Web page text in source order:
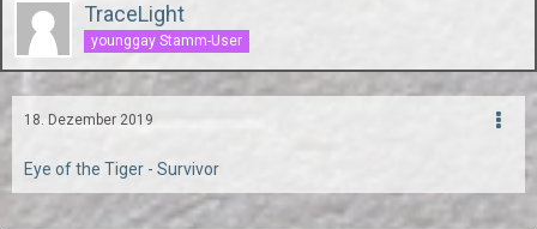
TraceLight
younggay Stamm-User
18. Dezember 2019
Eye of the Tiger - Survivor